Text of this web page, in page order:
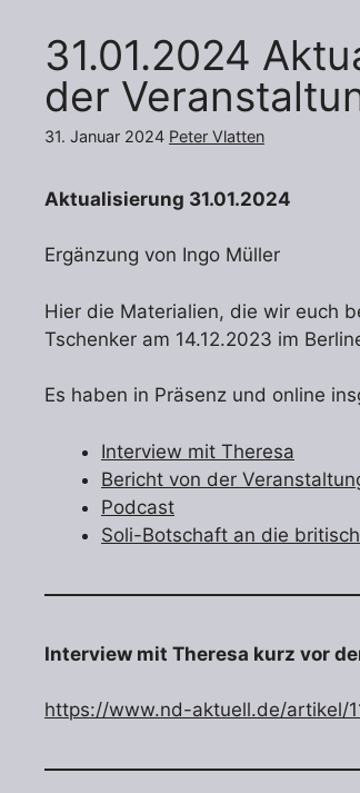
31.01.2024
der
31. Januar 2024 Peter Vlatten
Aktualisierung 31.01.2024
Ergänzung von Ingo Müller
Hier die Materialien, die wir euch
Tschenker am 14.12.2023 im
Es haben in Präsenz und online
Interview mit Theresa
Bericht von der
Podcast
Soli-Botschaft an die
Interview mit Theresa kurz vor
https://www.nd-aktuell.de/artikel/